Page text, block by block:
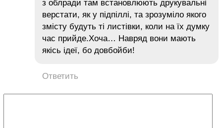
з облради там встановлюють друкувальні
верстати, як у підпіллі, та зрозуміло якого
змісту будуть ті листівки, коли на їх думку
час прийде.Хоча… Навряд вони мають
якісь ідеї, бо довбойби!
Ответить